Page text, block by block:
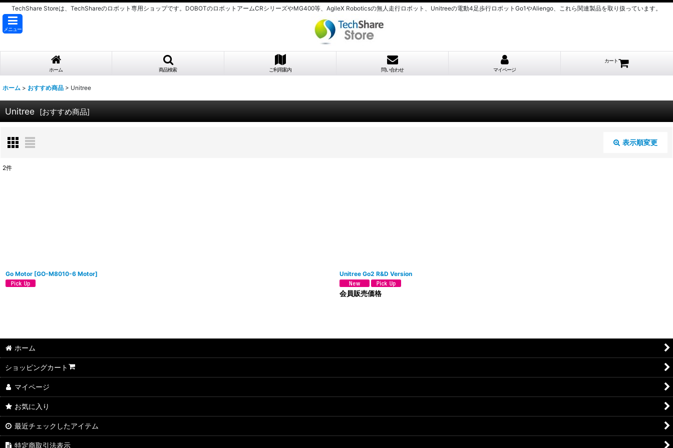
TechShare Storeは、TechShareのロボット専用ショップです。DOBOTのロボットアームCRシリーズやMG400等、AgileX Roboticsの無人走行ロボット、Unitreeの電動4足歩行ロボットGo1やAliengo、これら関連製品を取り扱っています。
メニュー
ホーム 商品検索 ご利用案内 問い合わせ マイページ
カート
ホーム > おすすめ商品 > Unitree
Unitree [おすすめ商品]
表示順変更
2件
Go Motor [GO-M8010-6 Motor] Unitree Go2 R&D Version
会員販売価格
ホーム
ショッピングカート
マイページ
お気に入り
最近チェックしたアイテム
特定商取引法表示